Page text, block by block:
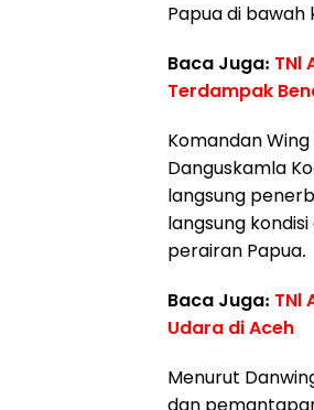
Papua di bawah
Baca Juga: TNl
Terdampak
Komandan
Danguskamla
langsung
langsung
perairan Papua.
Baca Juga: TNl
Udara di Aceh
Menurut